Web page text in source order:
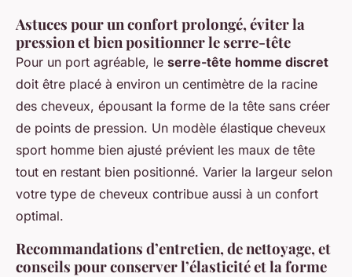
Astuces pour un confort prolongé, éviter la
pression et bien positionner le serre-tête
Pour un port agréable, le serre-tête homme discret
doit être placé à environ un centimètre de la racine
des cheveux, épousant la forme de la tête sans créer
de points de pression. Un modèle élastique cheveux
sport homme bien ajusté prévient les maux de tête
tout en restant bien positionné. Varier la largeur selon
votre type de cheveux contribue aussi à un confort
optimal.
Recommandations d’entretien, de nettoyage, et
conseils pour conserver l’élasticité et la forme